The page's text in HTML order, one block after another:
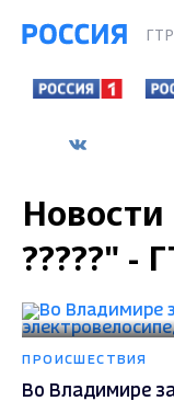
Новости
?????" -
ПРОИСШЕСТВИЯ
Во Владимире